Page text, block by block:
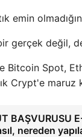
emin
gerçek değil,
Spot,
Crypt'e maruz
BAŞVURUSU
nereden